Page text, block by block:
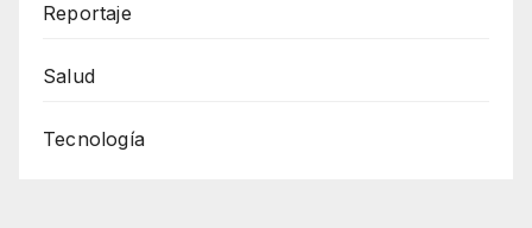
Reportaje
Salud
Tecnología